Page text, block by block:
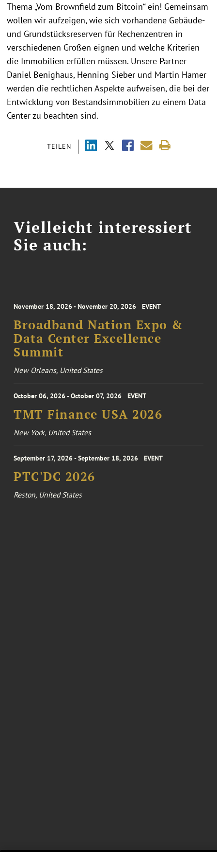
TEILEN
Thema „Vom Brownfield zum Bitcoin“ ein! Gemeinsam
wollen wir aufzeigen, wie sich vorhandene Gebäude-
und Grundstücksreserven für Rechenzentren in
verschiedenen Größen eignen und welche Kriterien
die Immobilien erfüllen müssen. Unsere Partner
Daniel Benighaus, Henning Sieber und Martin Hamer
werden die rechtlichen Aspekte aufweisen, die bei der
Entwicklung von Bestandsimmobilien zu einem Data
Center zu beachten sind.
Vielleicht interessiert
Sie auch:
November 18, 2026 - November 20, 2026 EVENT
Broadband Nation Expo &
Data Center Excellence
Summit
New Orleans, United States
October 06, 2026 - October 07, 2026 EVENT
TMT Finance USA 2026
New York, United States
September 17, 2026 - September 18, 2026 EVENT
PTC'DC 2026
Reston, United States